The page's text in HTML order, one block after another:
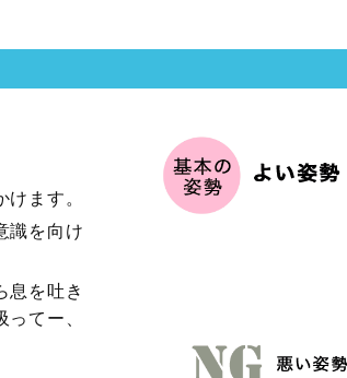
ます。
識を向け
息を吐き
てー、